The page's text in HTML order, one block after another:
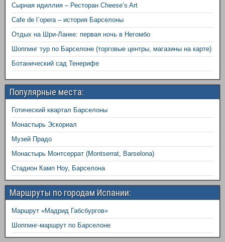
Сырная идиллия – Ресторан Cheese’s Art
Cafe de l`opera – история Барселоны
Отдых на Шри-Ланке: первая ночь в Негомбо
Шоппинг тур по Барселоне (торговые центры, магазины на карте)
Ботанический сад Тенерифе
Популярные места:
Готический квартал Барселоны
Монастырь Эскориал
Музей Прадо
Монастырь Монтсеррат (Montserrat, Barselona)
Стадион Камп Ноу, Барселона
Маршруты по городам Испании:
Маршрут «Мадрид Габсбургов»
Шоппинг-маршрут по Барселоне